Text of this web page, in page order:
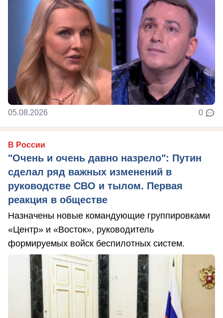
05.08.2026 0
В России
"Очень и очень давно назрело": Путин
сделал ряд важных изменений в
руководстве СВО и тылом. Первая
реакция в обществе
Назначены новые командующие группировками
«Центр» и «Восток», руководитель
формируемых войск беспилотных систем.